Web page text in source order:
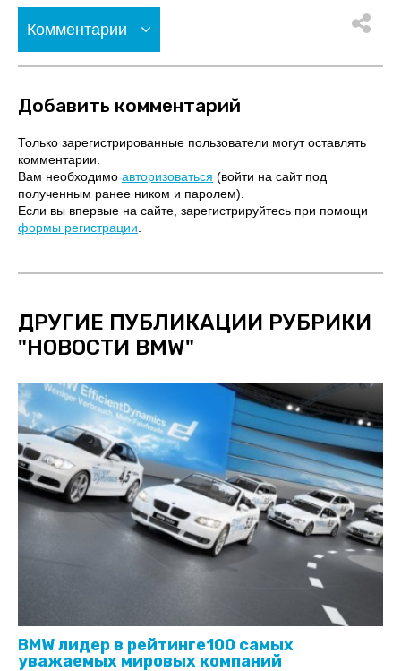
Комментарии
Добавить комментарий
Только зарегистрированные пользователи могут оставлять
комментарии.
Вам необходимо авторизоваться (войти на сайт под
полученным ранее ником и паролем).
Если вы впервые на сайте, зарегистрируйтесь при помощи
формы регистрации
ДРУГИЕ ПУБЛИКАЦИИ РУБРИКИ
"НОВОСТИ BMW"
BMW лидер в рейтинге100 самых
уважаемых мировых компаний